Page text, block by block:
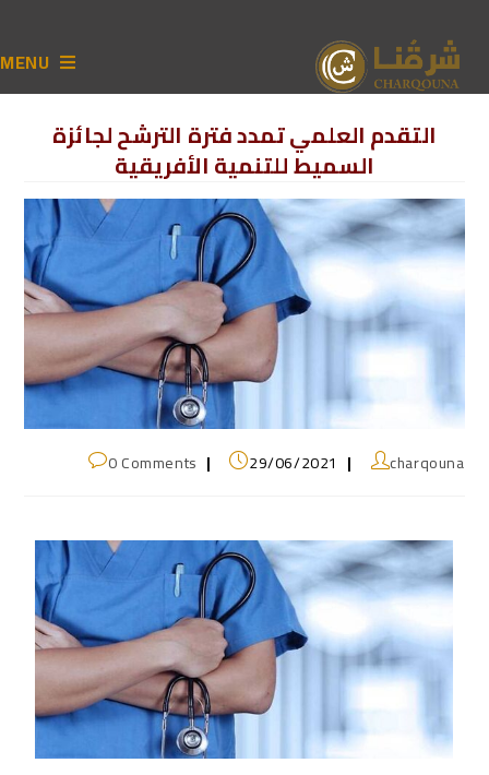
MENU
التقدم العلمي تمدد فترة الترشح لجائزة
السميط للتنمية الأفريقية
charqouna
29/06/2021
0 Comments